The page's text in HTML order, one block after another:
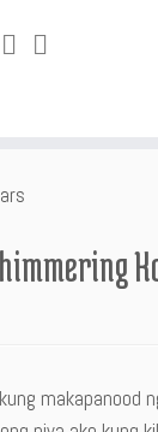
makapanood